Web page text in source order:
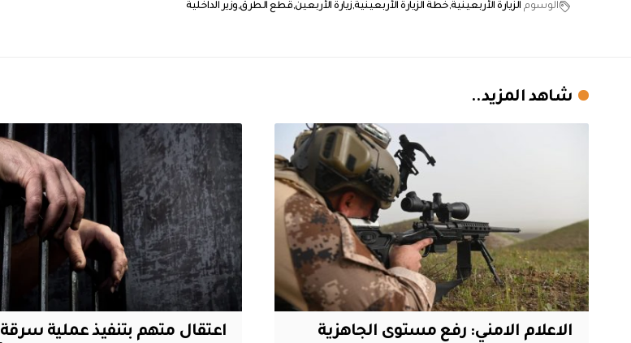
الوسوم الزيارة الأربعينية خطة الزيارة الأربعينية زيارة الأربعين قطع الطرق وزير الداخلية
شاهد المزيد..
الاعلام الامني: رفع مستوى الجاهزية
اعتقال متهم بتنفيذ عملية سرقة